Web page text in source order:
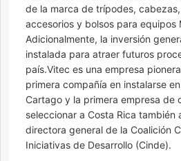
de la marca de trípodes,
accesorios y bolsos para equipos
Adicionalmente, la inversión
instalada para atraer futuros
país.Vitec es una empresa
primera compañía en instalarse
Cartago y la primera empresa de
seleccionar a Costa Rica
directora general de la Coalición
Iniciativas de Desarrollo (Cinde).